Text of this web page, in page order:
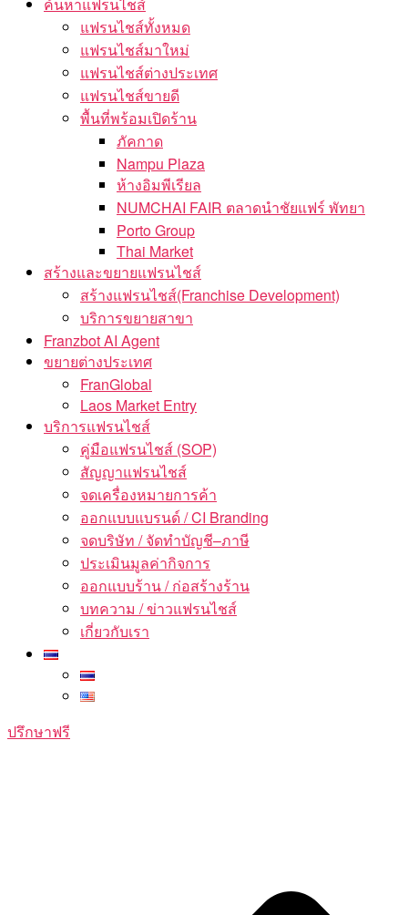
แฟรนไชส์ทั้งหมด
แฟรนไชส์มาใหม่
แฟรนไชส์ต่างประเทศ
แฟรนไชส์ขายดี
พื้นที่พร้อมเปิดร้าน
ภัคกาด
Nampu Plaza
ห้างอิมพีเรียล
NUMCHAI FAIR ตลาดนำชัยแฟร์ พัทยา
Porto Group
Thai Market
สร้างและขยายแฟรนไชส์
สร้างแฟรนไชส์(Franchise Development)
บริการขยายสาขา
Franzbot AI Agent
ขยายต่างประเทศ
FranGlobal
Laos Market Entry
บริการแฟรนไชส์
คู่มือแฟรนไชส์ (SOP)
สัญญาแฟรนไชส์
จดเครื่องหมายการค้า
ออกแบบแบรนด์ / CI Branding
จดบริษัท / จัดทำบัญชี–ภาษี
ประเมินมูลค่ากิจการ
ออกแบบร้าน / ก่อสร้างร้าน
บทความ / ข่าวแฟรนไชส์
เกี่ยวกับเรา
ปรึกษาฟรี